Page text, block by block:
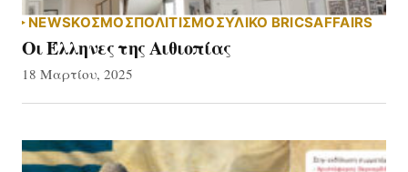
NEWSΚΟΣΜΟΣΠΟΛΙΤΙΣΜΟΣΥΛΙΚΌ BRICSAFFAIRS
Οι Έλληνες της Αιθιοπίας
18 Μαρτίου, 2025